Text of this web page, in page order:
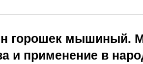
горошек мышиный.
и применение в